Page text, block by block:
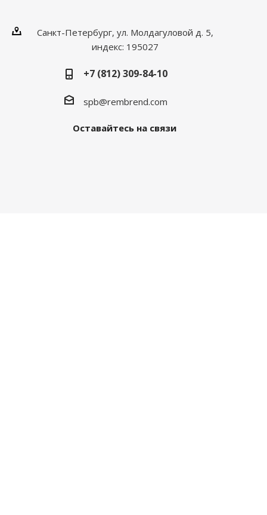
Санкт-Петербург, ул. Молдагуловой д. 5,
индекс: 195027
+7 (812) 309-84-10
spb@rembrend.com
Оставайтесь на связи